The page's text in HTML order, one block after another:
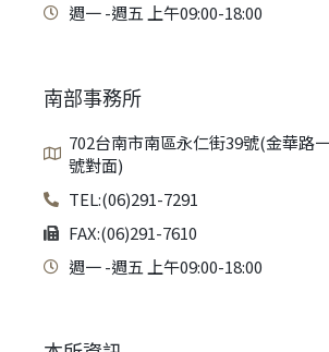
週一 -週五 上午09:00-18:00
南部事務所
702台南市南區永仁街39號(金華路
號對面)
TEL:(06)291-7291
FAX:(06)291-7610
週一 -週五 上午09:00-18:00